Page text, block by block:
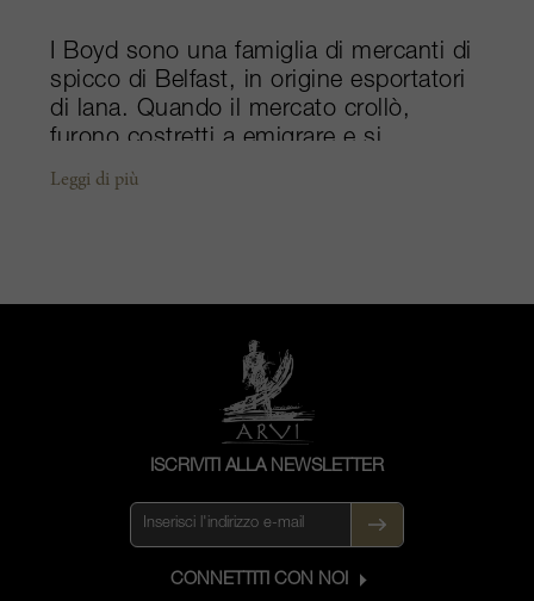
I Boyd sono una famiglia di mercanti di
spicco di Belfast, in origine esportatori
di lana. Quando il mercato crollò,
furono costretti a emigrare e si
stabilirono a Bordeaux, dove nel 1754
acquistarono un vigneto a Cantenac. In
Dal 1932, Château Boyd-Cantenac
appartiene ai Guillemet. Lucien
Guillemet è attualmente a capo
dell’azienda, dopo aver lasciato
Château Giscours nel 1996, dove aveva
lavorato come direttore generale, per
un’estensione di 17 ettari nel cuore
della denominazione Margaux, i vigneti
sono adagiati su un fondo ghiaioso e
Leggi di più
ISCRIVITI ALLA NEWSLETTER
CONNETTITI CON NOI